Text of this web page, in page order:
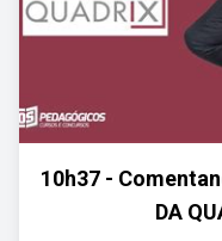
10h37 -
DA